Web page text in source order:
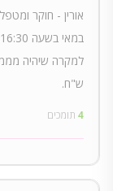
ש"ח.
4 תומכים